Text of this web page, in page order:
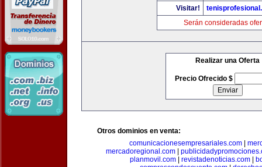
Visitar!
Serán consideradas
Realizar una Oferta
Precio Ofrecido $
Otros dominios en venta:
comunicacionesempresariales.com
mercadoregional.com
planmovil.com| revistadenoticias.com|